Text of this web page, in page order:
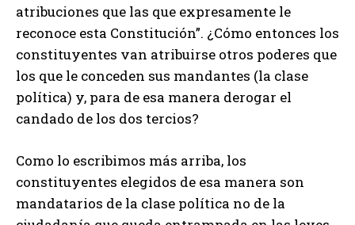
atribuciones que las que expresamente le
reconoce esta Constitución”. ¿Cómo entonces los
constituyentes van atribuirse otros poderes que
los que le conceden sus mandantes (la clase
política) y, para de esa manera derogar el
candado de los dos tercios?
Como lo escribimos más arriba, los
constituyentes elegidos de esa manera son
mandatarios de la clase política no de la